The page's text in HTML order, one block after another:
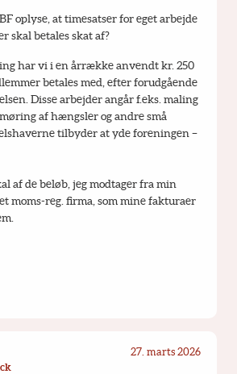
oplyse, at timesatser for eget arbejde
skal betales skat af?
har vi i en årrække anvendt kr. 250
betales med, efter forudgående
Disse arbejder angår f.eks. maling
af hængsler og andre små
tilbyder at yde foreningen –
af de beløb, jeg modtager fra min
moms-reg. firma, som mine fakturaer
27. marts 2026